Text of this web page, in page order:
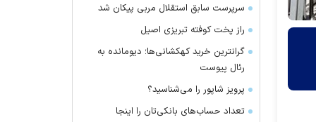
سرپرست سابق استقلال مربی پیکان شد
راز پخت کوفته تبریزی اصیل
گرانترین خرید کهکشانی‌ها؛ دیومانده به
رئال پیوست
پرویز شاپور را می‌شناسید؟
تعداد حساب‌های بانکی‌تان را اینجا